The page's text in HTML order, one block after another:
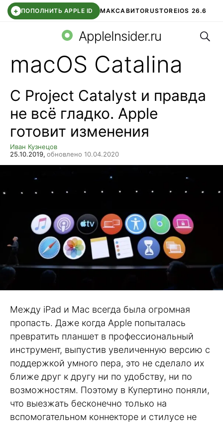
+ ПОПОЛНИТЬ APPLE ID МАКСАВИТОRUSTOREIOS 26.6
СБЕР КИДС ВТБ ОНЛАЙН ЧАТ В ROBLOX
AppleInsider.ru
macOS Catalina
С Project Catalyst и правда
не всё гладко. Apple
готовит изменения
Иван Кузнецов
25.10.2019, обновлено 10.04.2020
Между iPad и Mac всегда была огромная
пропасть. Даже когда Apple попыталась
превратить планшет в профессиональный
инструмент, выпустив увеличенную версию с
поддержкой умного пера, это не сделало их
ближе друг к другу ни по удобству, ни по
возможностям. Поэтому в Купертино поняли,
что выезжать бесконечно только на
вспомогательном коннекторе и стилусе не